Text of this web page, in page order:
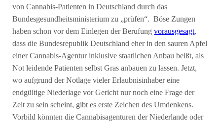
von Cannabis-Patienten in Deutschland durch das
Bundesgesundheitsministerium zu „prüfen“. Böse Zungen
haben schon vor dem Einlegen der Berufungvorausgesagt,
dass die Bundesrepublik Deutschland eher in den sauren Apfel
einer Cannabis-Agentur inklusive staatlichen Anbau beißt, als
Not leidende Patienten selbst Gras anbauen zu lassen. Jetzt,
wo aufgrund der Notlage vieler Erlaubnisinhaber eine
endgültige Niederlage vor Gericht nur noch eine Frage der
Zeit zu sein scheint, gibt es erste Zeichen des Umdenkens.
Vorbild könnten die Cannabisagenturen der Niederlande oder